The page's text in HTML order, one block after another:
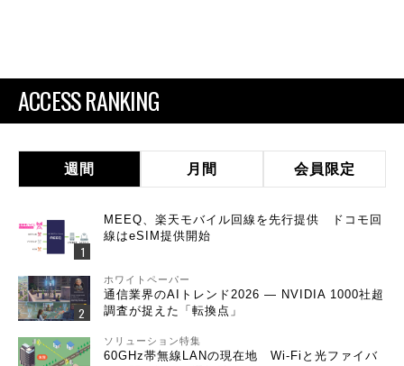
ACCESS RANKING
週間 月間 会員限定
MEEQ、楽天モバイル回線を先行提供 ドコモ回
線はeSIM提供開始
ホワイトペーパー
通信業界のAIトレンド2026 ― NVIDIA 1000社超
調査が捉えた「転換点」
ソリューション特集
60GHz帯無線LANの現在地 Wi-Fiと光ファイバ